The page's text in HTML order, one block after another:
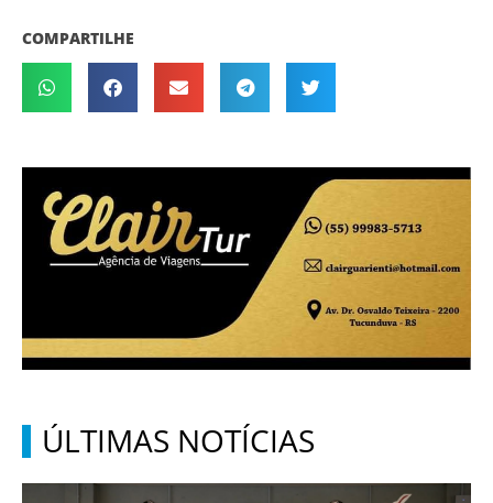
COMPARTILHE
ÚLTIMAS NOTÍCIAS